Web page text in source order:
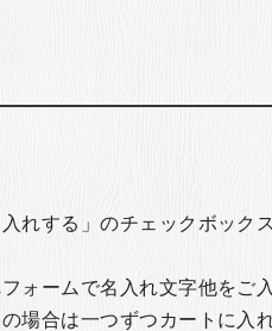
れする」のチェックボック
ォームで名入れ文字他をご
場合は一つずつカートに